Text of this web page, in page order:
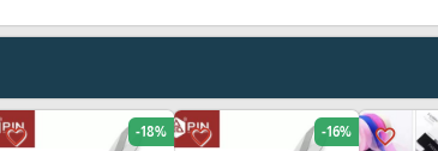
favorite_border
favorite_border -16%
favorite_border -18%